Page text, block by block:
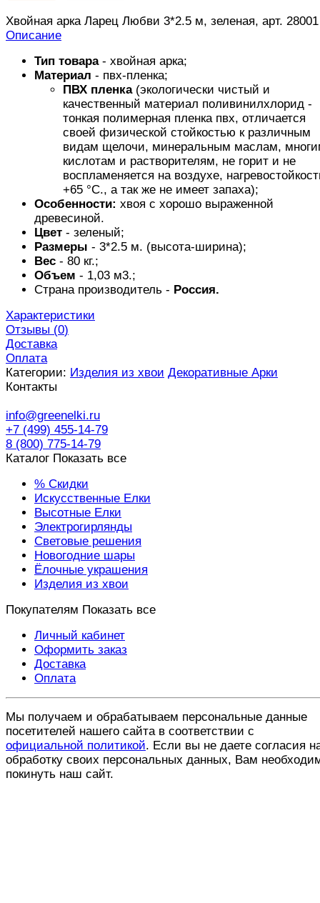
Хвойная арка Ларец Любви 3*2.5 м, зеленая, арт. 28001
Описание
Тип товара- хвойная арка;
Материал - пвх-пленка;
ПВХ пленка(экологически чистый и
качественный материал поливинилхлорид -
тонкая полимерная пленка пвх, отличается
своей физической стойкостью к различным
видам щелочи, минеральным маслам,
кислотам и растворителям, не горит и не
воспламеняется на воздухе,
+65 °C., а так же не имеет запаха);
Особенности: хвоя с хорошо выраженной
древесиной.
Цвет - зеленый;
Размеры - 3*2.5 м. (высота-ширина);
Вес - 80 кг.;
Объем - 1,03 м3.;
Страна производитель - Россия.
Характеристики
Отзывы (0)
Доставка
Оплата
Категории: Изделия из хвои Декоративные Арки
Контакты
info@greenelki.ru
+7 (499) 455-14-79
8 (800) 775-14-79
Каталог Показать все
% Скидки
Искусственные Елки
Высотные Елки
Электрогирлянды
Световые решения
Новогодние шары
Ёлочные украшения
Изделия из хвои
Покупателям Показать все
Личный кабинет
Оформить заказ
Доставка
Оплата
Мы получаем и обрабатываем персональные данные
посетителей нашего сайта в соответствии с
официальной политикой. Если вы не даете согласия
обработку своих персональных данных, Вам
покинуть наш сайт.